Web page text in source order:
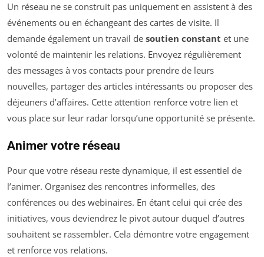
Un réseau ne se construit pas uniquement en assistent à des
événements ou en échangeant des cartes de visite. Il
demande également un travail de soutien constant et une
volonté de maintenir les relations. Envoyez régulièrement
des messages à vos contacts pour prendre de leurs
nouvelles, partager des articles intéressants ou proposer des
déjeuners d’affaires. Cette attention renforce votre lien et
vous place sur leur radar lorsqu’une opportunité se présente.
Animer votre réseau
Pour que votre réseau reste dynamique, il est essentiel de
l’animer. Organisez des rencontres informelles, des
conférences ou des webinaires. En étant celui qui crée des
initiatives, vous deviendrez le pivot autour duquel d’autres
souhaitent se rassembler. Cela démontre votre engagement
et renforce vos relations.